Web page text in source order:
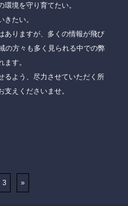
環境を守り育てたい。
きたい。
ありますが、多くの情報が飛び
の方々も多く見られる中での弊
す。
るよう、尽力させていただく所
えくださいませ。
3 »